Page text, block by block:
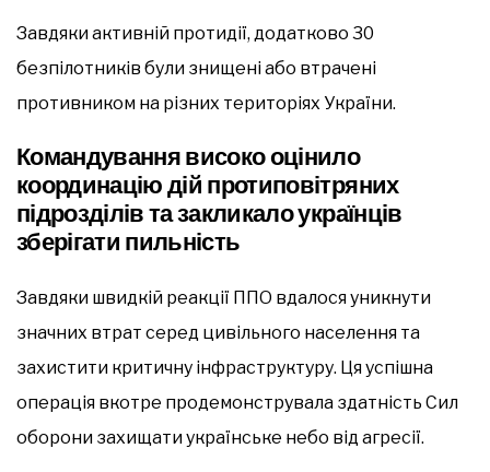
Завдяки активній протидії, додатково 30
безпілотників були знищені або втрачені
противником на різних територіях України.
Командування високо оцінило
координацію дій протиповітряних
підрозділів та закликало українців
зберігати пильність
Завдяки швидкій реакції ППО вдалося уникнути
значних втрат серед цивільного населення та
захистити критичну інфраструктуру. Ця успішна
операція вкотре продемонструвала здатність Сил
оборони захищати українське небо від агресії.